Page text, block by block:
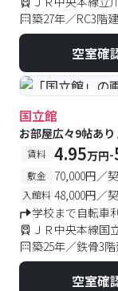
築27年／RC3階
空室確
#予約受付中 #
国立館
お部屋広々9帖あ
賃料 4.95万円-
敷金 70,000円／
入館料 48,000円／
学校まで自転車
ＪＲ中央本線国
築25年／鉄骨3階
空室確